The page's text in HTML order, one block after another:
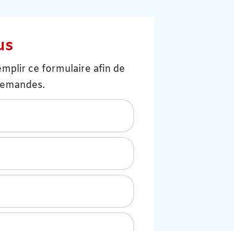
ce formulaire afin de